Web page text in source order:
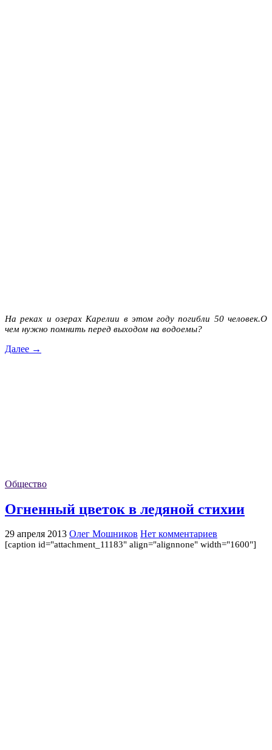
На реках и озерах Карелии в этом году погибли 50 человек.О
чем нужно помнить перед выходом на водоемы?
Далее →
Общество
Огненный цветок в ледяной стихии
29 апреля 2013 Олег Мошников Нет комментариев
[caption id="attachment_11183" align="alignnone" width="1600"]